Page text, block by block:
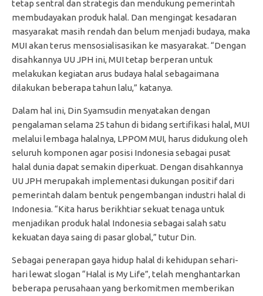
tetap sentral dan strategis dan mendukung pemerintah
membudayakan produk halal. Dan mengingat kesadaran
masyarakat masih rendah dan belum menjadi budaya, maka
MUI akan terus mensosialisasikan ke masyarakat. “Dengan
disahkannya UU JPH ini, MUI tetap berperan untuk
melakukan kegiatan arus budaya halal sebagaimana
dilakukan beberapa tahun lalu,” katanya.
Dalam hal ini, Din Syamsudin menyatakan dengan
pengalaman selama 25 tahun di bidang sertifikasi halal, MUI
melalui lembaga halalnya, LPPOM MUI, harus didukung oleh
seluruh komponen agar posisi Indonesia sebagai pusat
halal dunia dapat semakin diperkuat. Dengan disahkannya
UU JPH merupakah implementasi dukungan positif dari
pemerintah dalam bentuk pengembangan industri halal di
Indonesia. “Kita harus berikhtiar sekuat tenaga untuk
menjadikan produk halal Indonesia sebagai salah satu
kekuatan daya saing di pasar global,” tutur Din.
Sebagai penerapan gaya hidup halal di kehidupan sehari-
hari lewat slogan “Halal is My Life”, telah menghantarkan
beberapa perusahaan yang berkomitmen memberikan